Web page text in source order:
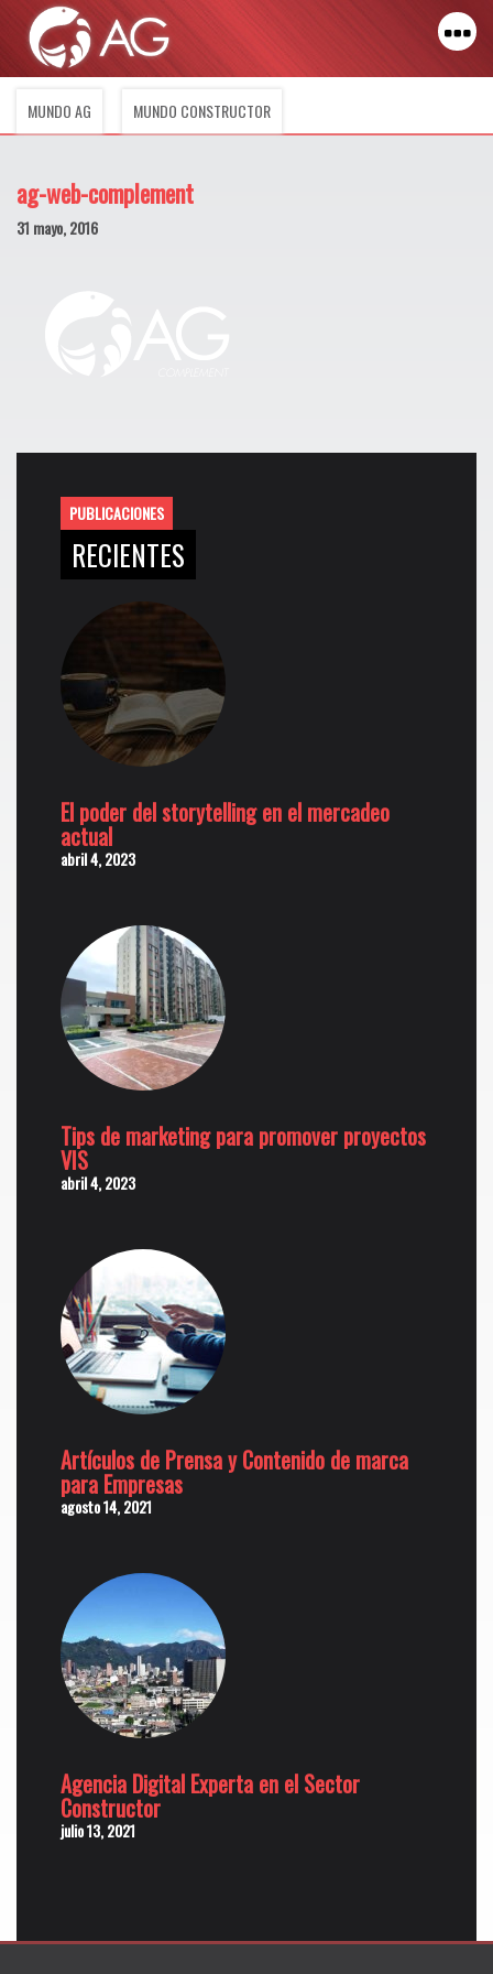
MUNDO AG MUNDO CONSTRUCTOR
ag-web-complement
31 mayo, 2016
PUBLICACIONES
RECIENTES
El poder del storytelling en el mercadeo
actual
abril 4, 2023
Tips de marketing para promover proyectos
VIS
abril 4, 2023
Artículos de Prensa y Contenido de marca
para Empresas
agosto 14, 2021
Agencia Digital Experta en el Sector
Constructor
julio 13, 2021